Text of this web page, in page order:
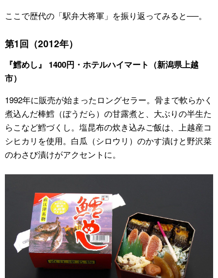
ここで歴代の「駅弁大将軍」を振り返ってみると──。
第1回（2012年）
『鱈めし』 1400円・ホテルハイマート（新潟県上越
市）
1992年に販売が始まったロングセラー。骨まで軟らかく
煮込んだ棒鱈（ぼうだら）の甘露煮と、大ぶりの半生た
らこなど鱈づくし。塩昆布の炊き込みご飯は、上越産コ
シヒカリを使用。白瓜（シロウリ）のかす漬けと野沢菜
のわさび漬けがアクセントに。